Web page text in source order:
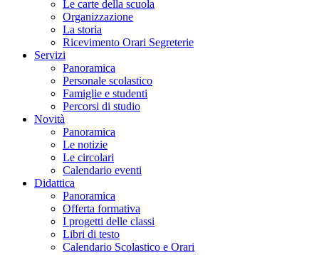
Le carte della scuola
Organizzazione
La storia
Ricevimento Orari Segreterie
Servizi
Panoramica
Personale scolastico
Famiglie e studenti
Percorsi di studio
Novità
Panoramica
Le notizie
Le circolari
Calendario eventi
Didattica
Panoramica
Offerta formativa
I progetti delle classi
Libri di testo
Calendario Scolastico e Orari